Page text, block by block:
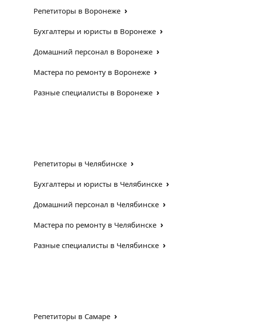
Репетиторы в Воронеже ›
Бухгалтеры и юристы в Воронеже ›
Домашний персонал в Воронеже ›
Мастера по ремонту в Воронеже ›
Разные специалисты в Воронеже ›
Репетиторы в Челябинске ›
Бухгалтеры и юристы в Челябинске ›
Домашний персонал в Челябинске ›
Мастера по ремонту в Челябинске ›
Разные специалисты в Челябинске ›
Репетиторы в Самаре ›